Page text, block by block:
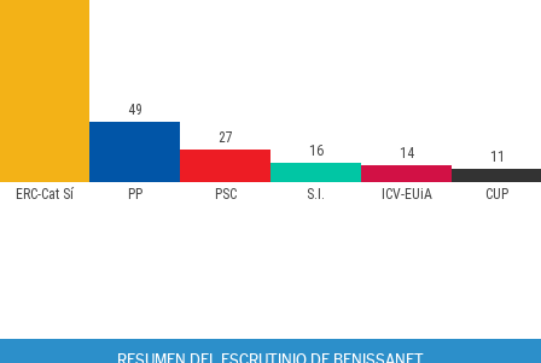
ERC-Cat Sí PP PSC S.I. ICV-EUiA CUP
49
27
16 14 11